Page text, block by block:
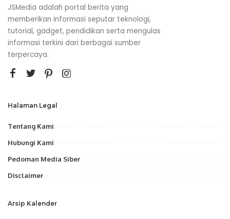
JSMedia adalah portal berita yang
memberikan informasi seputar teknologi,
tutorial, gadget, pendidikan serta mengulas
informasi terkini dari berbagai sumber
terpercaya.
Halaman Legal
Tentang Kami
Hubungi Kami
Pedoman Media Siber
Disclaimer
Arsip Kalender